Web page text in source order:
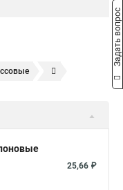
купить в
Стяжки магазин25,66 ₽
Задать вопрос